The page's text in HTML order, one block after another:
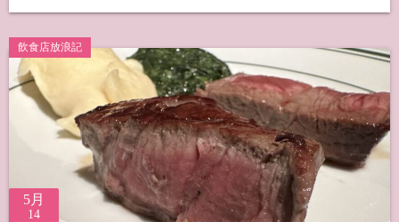
飲食店放浪記
5月
14